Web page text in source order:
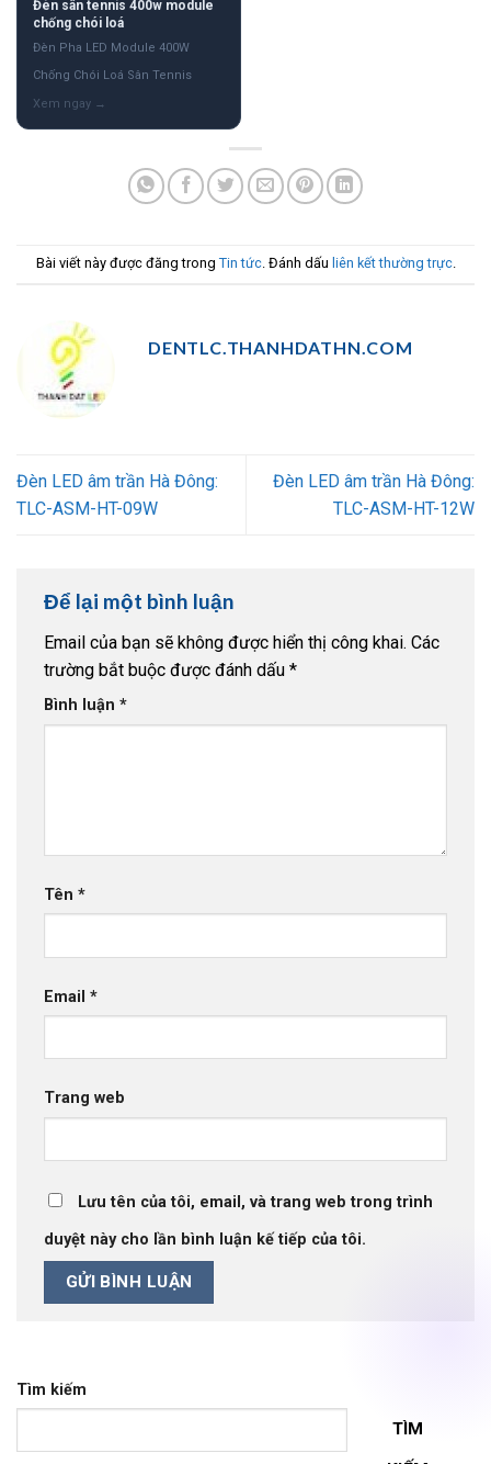
Đèn sân tennis 400w module
chống chói loá
Đèn Pha LED Module 400W
Chống Chói Loá Sân Tennis
Bài viết này được đăng trong Tin tức. Đánh dấu liên kết thường trực.
DENTLC.THANHDATHN.COM
Đèn LED âm trần Hà Đông:
TLC-ASM-HT-09W
Đèn LED âm trần Hà Đông:
TLC-ASM-HT-12W
Để lại một bình luận
Email của bạn sẽ không được hiển thị công khai. Các
trường bắt buộc được đánh dấu *
Bình luận *
Tên *
Email *
Trang web
Lưu tên của tôi, email, và trang web trong trình
duyệt này cho lần bình luận kế tiếp của tôi.
Tìm kiếm
TÌM